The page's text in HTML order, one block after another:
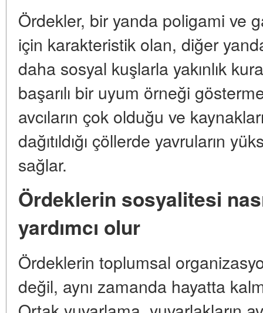
Ördekler, bir yanda poligami ve
için karakteristik olan, diğer
daha sosyal kuşlarla yakınlık
başarılı bir uyum örneği
avcıların çok olduğu ve
dağıtıldığı çöllerde yavruların
sağlar.
Ördeklerin sosyalitesi
yardımcı olur
Ördeklerin toplumsal
değil, aynı zamanda hayatta